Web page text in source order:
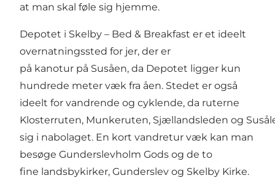
at man skal føle sig hjemme.
Depotet i Skelby – Bed & Breakfast er et ideelt
overnatningssted for jer, der er
på kanotur på Susåen, da Depotet ligger kun
hundrede meter væk fra åen. Stedet er også
ideelt for vandrende og cyklende, da ruterne
Klosterruten, Munkeruten, Sjællandsleden og
sig i nabolaget. En kort vandretur væk kan man
besøge Gunderslevholm Gods og de to
fine landsbykirker, Gunderslev og Skelby Kirke.